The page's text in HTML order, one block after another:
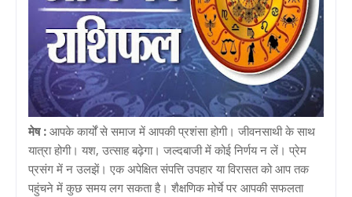
मेष : आपके कार्यों से समाज में आपकी प्रशंसा होगी। जीवनसाथी के साथ
यात्रा होगी। यश, उत्साह बढ़ेगा। जल्दबाजी में कोई निर्णय न लें। प्रेम
प्रसंग में न उलझें। एक अपेक्षित संपत्ति उपहार या विरासत को आप तक
पहुंचने में कुछ समय लग सकता है। शैक्षणिक मोर्चे पर आपकी सफलता